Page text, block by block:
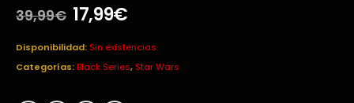
39,99€ El
precio
original
era:
17,99€El
actual
es:
Disponibilidad: Sin existencias
Categorías:Black Series, Star Wars